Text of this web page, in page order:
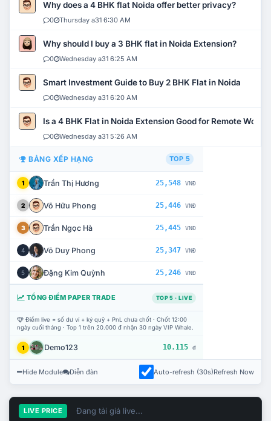
Why does a 4 BHK flat Noida offer better privacy?
0 Thursday a31 6:30 AM
Why should I buy a 3 BHK flat in Noida Extension?
0 Wednesday a31 6:25 AM
Smart Investment Guide to Buy 2 BHK Flat in Noida
0 Wednesday a31 6:20 AM
Is a 4 BHK Flat in Noida Extension Good for Remote Work?
0 Wednesday a31 5:26 AM
BẢNG XẾP HẠNG TOP 5
1 Trần Thị Hương 25,548 VNĐ
2 Võ Hữu Phong 25,446 VNĐ
3 Trần Ngọc Hà 25,445 VNĐ
4 Võ Duy Phong 25,347 VNĐ
5 Đặng Kim Quỳnh 25,246 VNĐ
TỔNG ĐIỂM PAPER TRADE TOP 5 · LIVE
Điểm live = số dư ví + ký quỹ + PnL chưa chốt · Chốt 12:00
ngày cuối tháng · Top 1 trên 20.000 đ nhận 30 ngày VIP Whale.
1 Demo123 10.115 đ
Hide Module Diễn đàn Auto-refresh (30s)Refresh Now
LIVE PRICE Đang tải giá live...